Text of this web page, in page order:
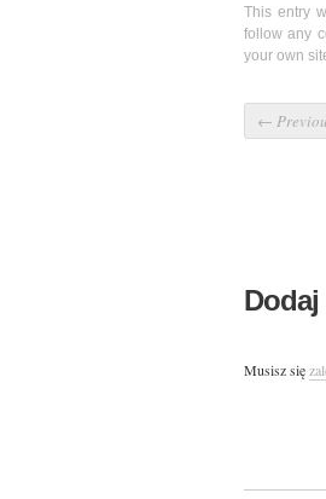
This entry
follow any
your own
←
Musisz się